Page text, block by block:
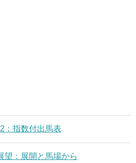
：指数付出馬表
望：展開と馬場から